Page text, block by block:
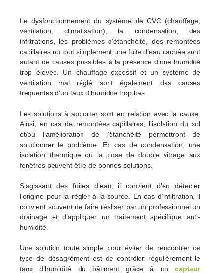
Le dysfonctionnement du système de CVC (chauffage,
ventilation, climatisation), la condensation, des
infiltrations, les problèmes d’étanchéité, des remontées
capillaires ou tout simplement une fuite d’eau cachée sont
autant de causes possibles à la présence d’une humidité
trop élevée. Un chauffage excessif et un système de
ventilation mal réglé sont également des causes
fréquentes d’un taux d’humidité trop bas.
Les solutions à apporter sont en relation avec la cause.
Ainsi, en cas de remontées capillaires, l’isolation du sol
et/ou l’amélioration de l’étanchéité permettront de
solutionner le problème. En cas de condensation, une
isolation thermique ou la pose de double vitrage aux
fenêtres peuvent être de bonnes solutions.
S’agissant des fuites d’eau, il convient d’en détecter
l’origine pour la régler à la source. En cas d’infiltration, il
convient souvent de faire réaliser par un professionnel un
drainage et d’appliquer un traitement spécifique anti-
humidité.
Une solution toute simple pour éviter de rencontrer ce
type de désagrément est de contrôler régulièrement le
taux d’humidité du bâtiment grâce à un capteur